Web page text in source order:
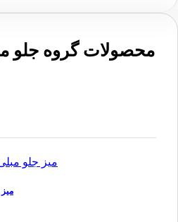
محصولات گروه جلو